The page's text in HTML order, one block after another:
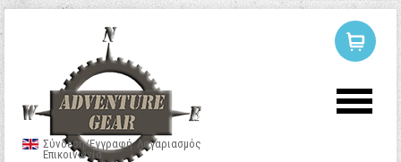
Σύνδεση/Εγγραφή Λογαριασμός
Επικοινωνία
ΣΥΝΔΕΣΗ